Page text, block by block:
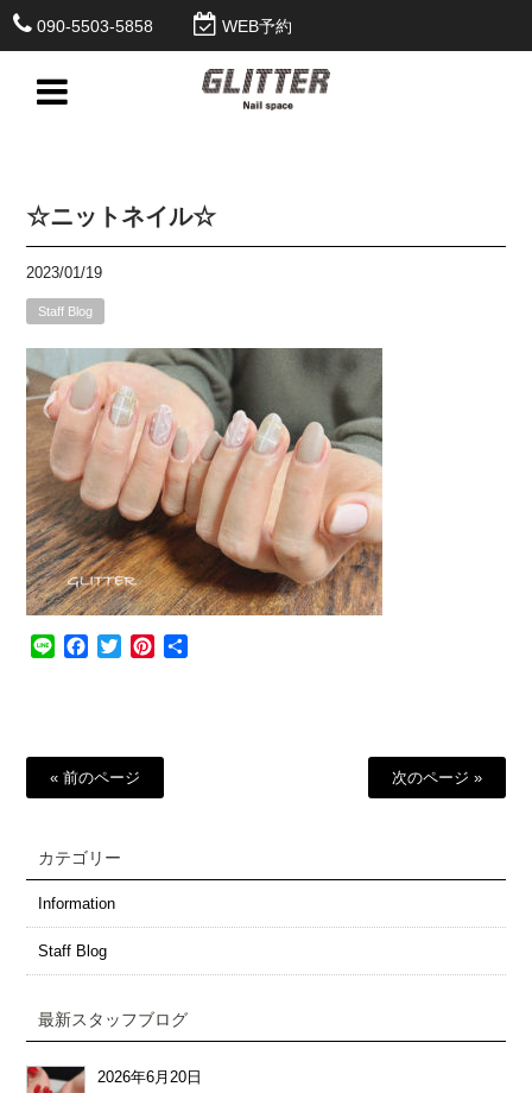
090-5503-5858 WEB予約
☆ニットネイル☆
2023/01/19
Staff Blog
Line Facebook
TwitterPinterest
« 前のページ 次のページ »
カテゴリー
Information
Staff Blog
最新スタッフブログ
2026年6月20日